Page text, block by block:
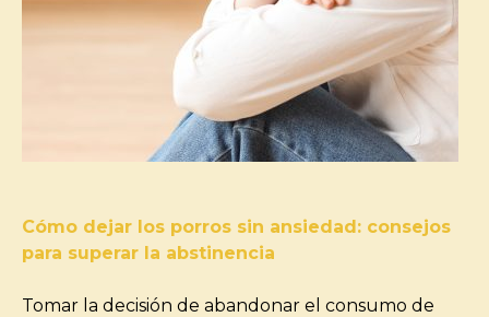
Cómo dejar los porros sin ansiedad: consejos
para superar la abstinencia
Tomar la decisión de abandonar el consumo de